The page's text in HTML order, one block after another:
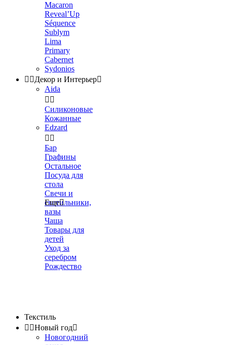
Macaron
Reveal’Up
Séquence
Sublym
Lima
Primary
Cabernet
Sydonios
 Декор и Интерьер
Aida
 
Силиконовые
Кожанные
Edzard
 
Бар
Графины
Остальное
Посуда для
стола
Свечи и
светильники,
вазы
Чаша
Товары для
детей
Уход за
серебром
Рождество
Еще
Текстиль
 Новый год
Новогодний